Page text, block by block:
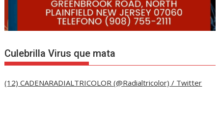
Culebrilla Virus que mata
(12) CADENARADIALTRICOLOR (@Radialtricolor) / Twitter